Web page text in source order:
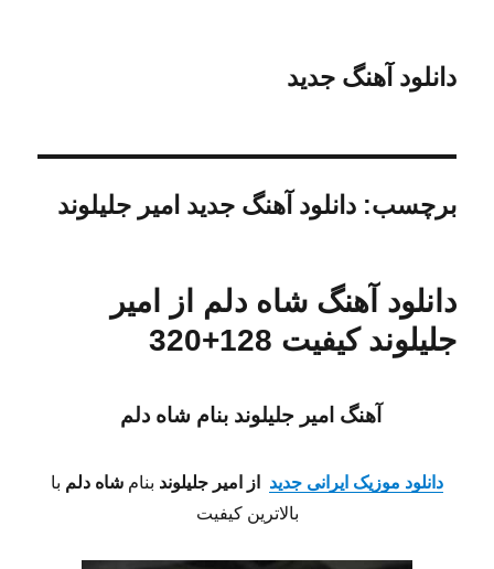
دانلود آهنگ جدید
برچسب:دانلود آهنگ جدید امیر جلیلوند
دانلود آهنگ شاه دلم از امیر
جلیلوند کیفیت 128+320
آهنگ امیر جلیلوند بنام شاه دلم
دانلود موزیک ایرانی جدید از امیر جلیلوند بنام شاه دلم با
بالاترین کیفیت